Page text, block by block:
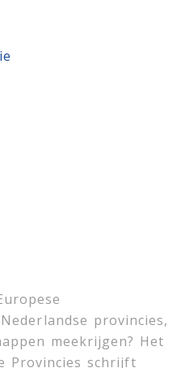
provincies,
meekrijgen? Het
Provincies schrijft